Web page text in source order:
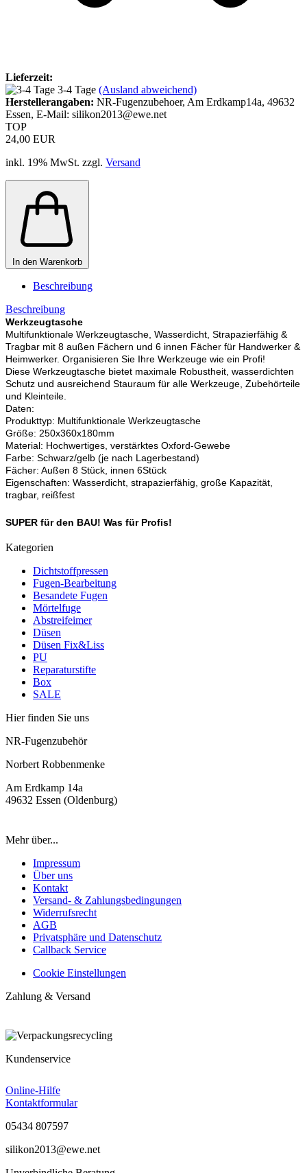
Lieferzeit:
3-4 Tage (Ausland abweichend)
Herstellerangaben: NR-Fugenzubehoer, Am Erdkamp14a, 49632
Essen, E-Mail: silikon2013@ewe.net
TOP
24,00 EUR
inkl. 19% MwSt. zzgl. Versand
In den Warenkorb
Beschreibung
Beschreibung
Werkzeugtasche
Multifunktionale Werkzeugtasche, Wasserdicht, Strapazierfähig &
Tragbar mit 8 außen Fächern und 6 innen Fächer für Handwerker &
Heimwerker. Organisieren Sie Ihre Werkzeuge wie ein Profi!
Diese Werkzeugtasche bietet maximale Robustheit, wasserdichten
Schutz und ausreichend Stauraum für alle Werkzeuge, Zubehörteile
und Kleinteile.
Daten:
Produkttyp: Multifunktionale Werkzeugtasche
Größe: 250x360x180mm
Material: Hochwertiges, verstärktes Oxford-Gewebe
Farbe: Schwarz/gelb (je nach Lagerbestand)
Fächer: Außen 8 Stück, innen 6Stück
Eigenschaften: Wasserdicht, strapazierfähig, große Kapazität,
tragbar, reißfest
SUPER für den BAU! Was für Profis!
Kategorien
Dichtstoffpressen
Fugen-Bearbeitung
Besandete Fugen
Mörtelfuge
Abstreifeimer
Düsen
Düsen Fix&Liss
PU
Reparaturstifte
Box
SALE
Hier finden Sie uns
NR-Fugenzubehör
Norbert Robbenmenke
Am Erdkamp 14a
49632 Essen (Oldenburg)
Mehr über...
Impressum
Über uns
Kontakt
Versand- & Zahlungsbedingungen
Widerrufsrecht
AGB
Privatsphäre und Datenschutz
Callback Service
Cookie Einstellungen
Zahlung & Versand
Kundenservice
Online-Hilfe
Kontaktformular
05434 807597
silikon2013@ewe.net